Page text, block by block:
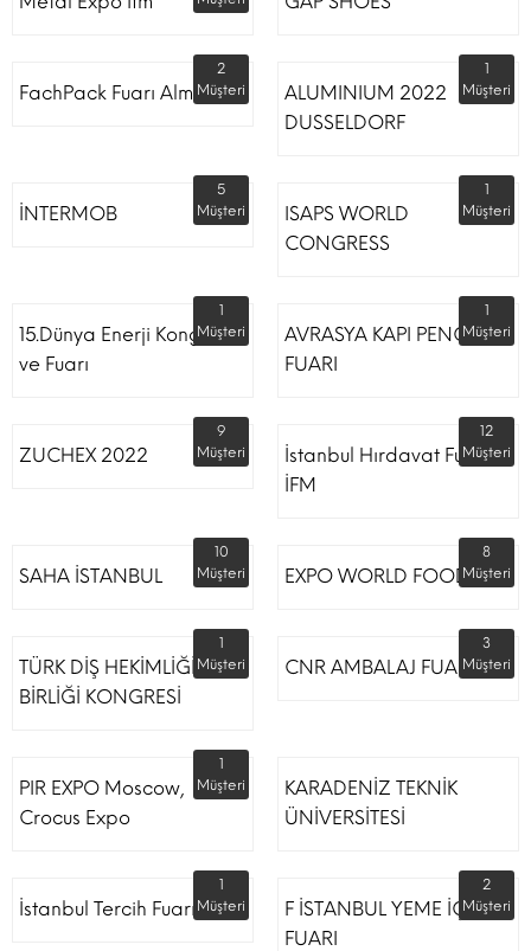
FachPack Fuarı Almanya
2
Müşteri
ALUMINIUM 2022
DUSSELDORF
1
Müşteri
İNTERMOB
5
Müşteri
ISAPS WORLD
CONGRESS
1
Müşteri
15.Dünya Enerji Kongresi
ve Fuarı
1
Müşteri
AVRASYA KAPI PENCERE
FUARI
1
Müşteri
ZUCHEX 2022
9
Müşteri
İstanbul Hırdavat Fuarı
İFM
12
Müşteri
SAHA İSTANBUL
10
Müşteri
EXPO WORLD FOOD
8
Müşteri
TÜRK DİŞ HEKİMLİĞİ
BİRLİĞİ KONGRESİ
1
Müşteri
CNR AMBALAJ FUARI
3
Müşteri
PIR EXPO Moscow,
Crocus Expo
1
Müşteri
KARADENİZ TEKNİK
ÜNİVERSİTESİ
İstanbul Tercih Fuarı
1
Müşteri
F İSTANBUL YEME İÇME
FUARI
2
Müşteri